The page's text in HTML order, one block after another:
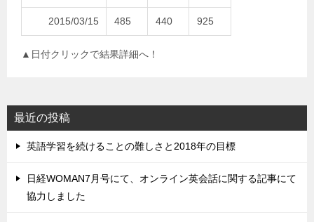
2015/03/15 485 440 925
▲日付クリックで結果詳細へ！
最近の投稿
英語学習を続けることの難しさと2018年の目標
日経WOMAN7月号にて、オンライン英会話に関する記事にて
協力しました